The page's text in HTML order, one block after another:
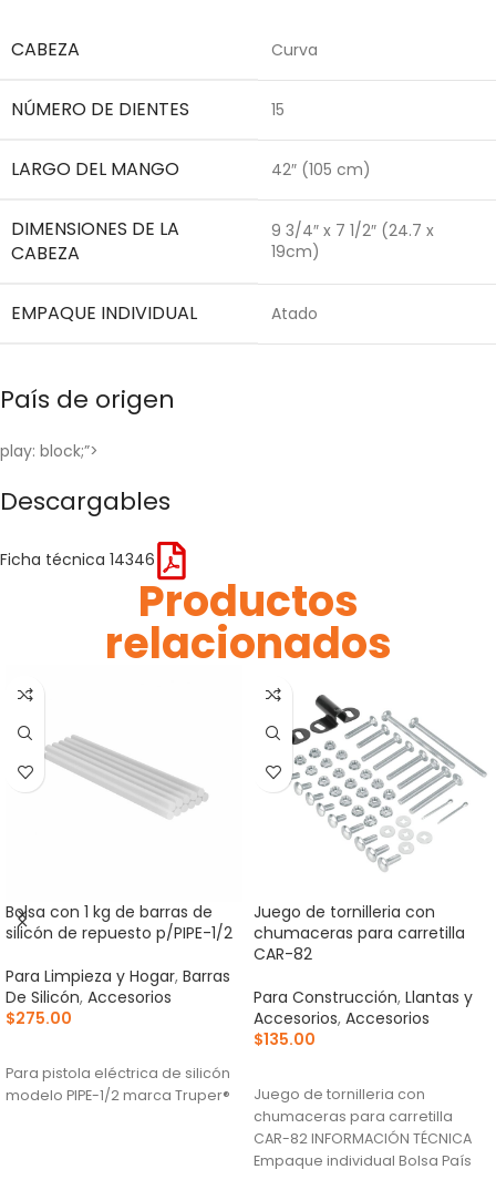
CABEZA Curva
NÚMERO DE DIENTES 15
LARGO DEL MANGO 42″ (105 cm)
DIMENSIONES DE LA
CABEZA
9 3/4″ x 7 1/2″ (24.7 x
19cm)
EMPAQUE INDIVIDUAL Atado
País de origen
play: block;”>
Descargables
Ficha técnica 14346
Productos
relacionados
Bolsa con 1 kg de barras de
silicón de repuesto p/PIPE-1/2
Para Limpieza y Hogar, Barras
De Silicón, Accesorios
$275.00
Para pistola eléctrica de silicón
modelo PIPE-1/2 marca Truper®
Juego de tornilleria con
chumaceras para carretilla
CAR-82
Para Construcción, Llantas y
Accesorios, Accesorios
$135.00
Juego de tornilleria con
chumaceras para carretilla
CAR-82 INFORMACIÓN TÉCNICA
Empaque individual Bolsa País